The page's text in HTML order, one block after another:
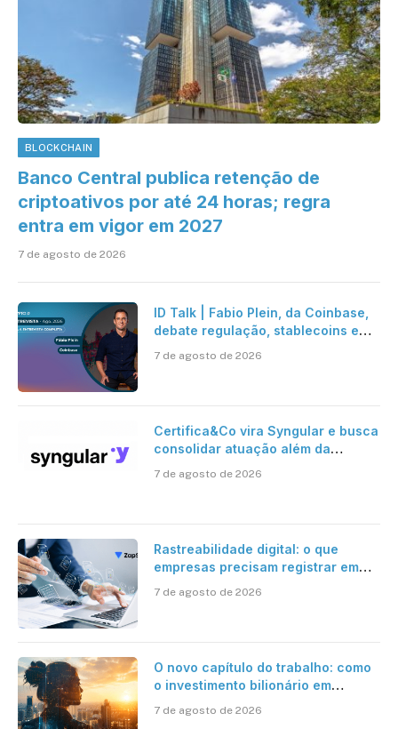
BLOCKCHAIN
Banco Central publica retenção de
criptoativos por até 24 horas; regra
entra em vigor em 2027
7 de agosto de 2026
ID Talk | Fabio Plein, da Coinbase,
debate regulação, stablecoins e
7 de agosto de 2026
Certifica&Co vira Syngular e busca
consolidar atuação além da
7 de agosto de 2026
Rastreabilidade digital: o que
empresas precisam registrar em
7 de agosto de 2026
O novo capítulo do trabalho: como
o investimento bilionário em
verdadeira era da inteligência
7 de agosto de 2026